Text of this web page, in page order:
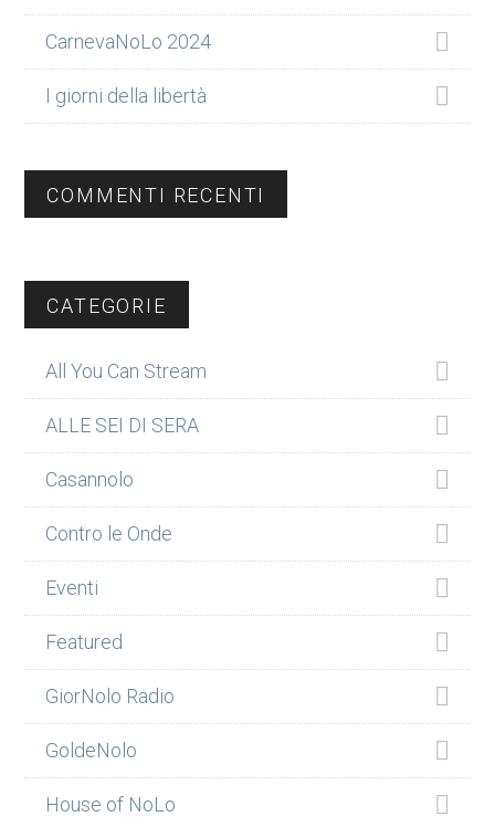
CarnevaNoLo 2024
I giorni della libertà
COMMENTI RECENTI
CATEGORIE
All You Can Stream
ALLE SEI DI SERA
Casannolo
Contro le Onde
Eventi
Featured
GiorNolo Radio
GoldeNolo
House of NoLo